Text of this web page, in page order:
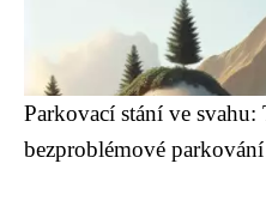
Parkovací stání ve
bezproblémové parkování